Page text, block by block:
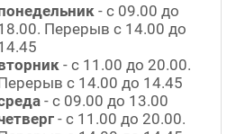
- с 09.00 до
Перерыв с 14.00 до
- с 11.00 до 20.00.
с 14.00 до 14.45
- с 09.00 до 13.00
- с 11.00 до 20.00.